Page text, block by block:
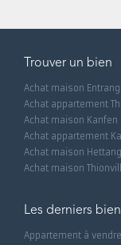
Trouver un bien
Achat maison
Achat appartement
Achat maison Kanfen
Achat appartement
Achat maison
Achat maison
Les derniers
Appartement à